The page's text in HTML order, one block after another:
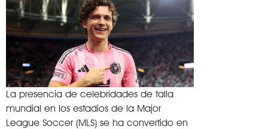
La presencia de celebridades de talla
mundial en los estadios de la Major
League Soccer (MLS) se ha convertido en